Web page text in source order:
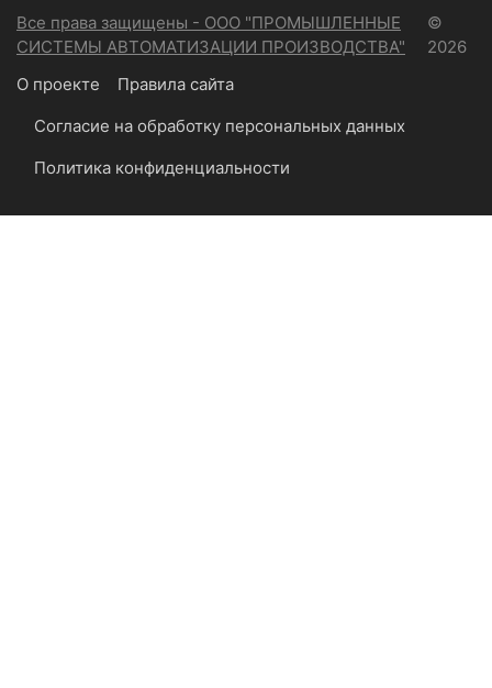
Все права защищены - ООО "ПРОМЫШЛЕННЫЕ
СИСТЕМЫ АВТОМАТИЗАЦИИ ПРОИЗВОДСТВА"
©
2026
О проекте
Правила сайта
Согласие на обработку персональных данных
Политика конфиденциальности